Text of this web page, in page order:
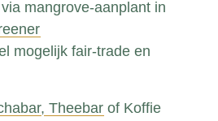
mangrove-aanplant in
mogelijk fair-trade en
, Theebar of Koffie